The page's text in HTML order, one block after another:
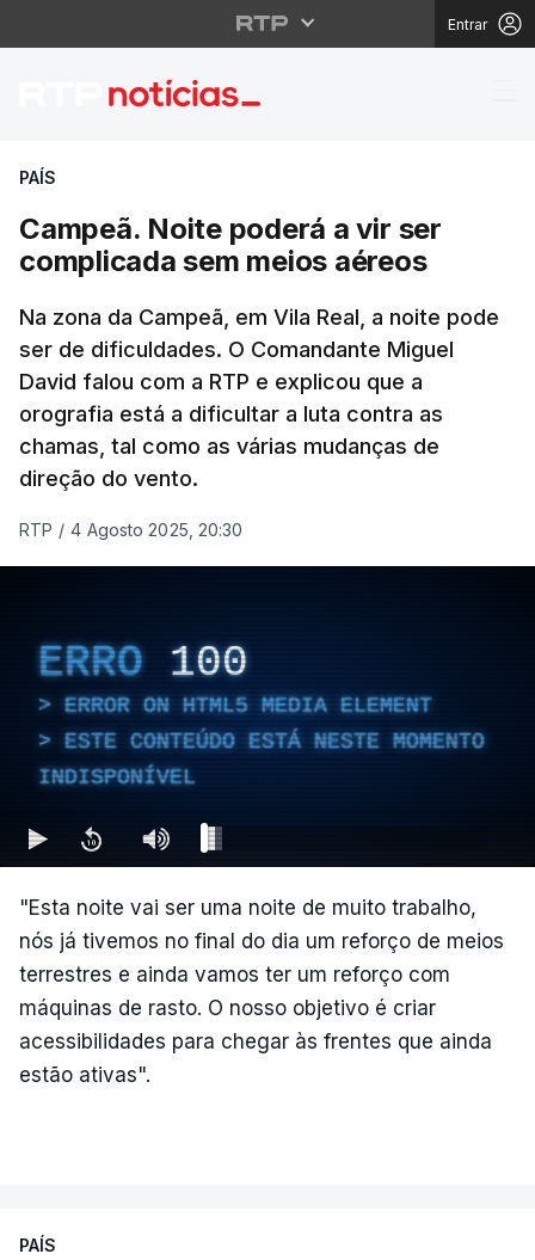
Entrar
Campeã. Noite
PAÍS
Campeã. Noite poderá a vir ser
complicada sem meios aéreos
Na zona da Campeã, em Vila Real, a noite pode
ser de dificuldades. O Comandante Miguel
David falou com a RTP e explicou que a
orografia está a dificultar a luta contra as
chamas, tal como as várias mudanças de
direção do vento.
RTP / 4 Agosto 2025, 20:30
ERRO 100
ERROR ON HTML5 MEDIA ELEMENT
ESTE CONTEÚDO ESTÁ NESTE MOMENTO
INDISPONÍVEL
"Esta noite vai ser uma noite de muito trabalho,
nós já tivemos no final do dia um reforço de meios
terrestres e ainda vamos ter um reforço com
máquinas de rasto. O nosso objetivo é criar
acessibilidades para chegar às frentes que ainda
estão ativas".
PAÍS